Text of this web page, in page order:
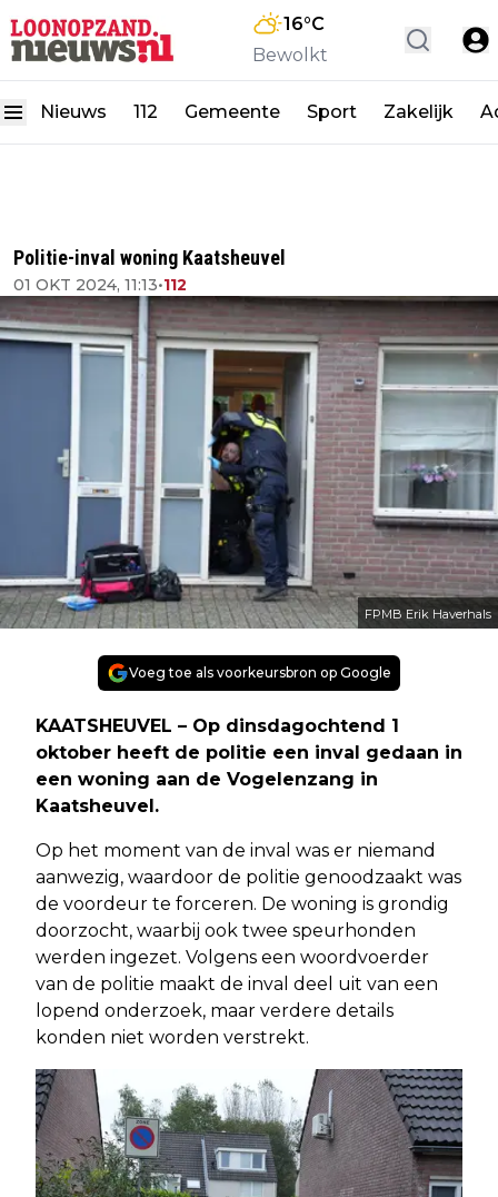
16°C
Bewolkt
Nieuws 112 Gemeente Sport Zakelijk
Politie-inval woning Kaatsheuvel
01 OKT 2024, 11:13•112
FPMB Erik Haverhals
Voeg toe als voorkeursbron op Google
KAATSHEUVEL – Op dinsdagochtend 1
oktober heeft de politie een inval gedaan in
een woning aan de Vogelenzang in
Kaatsheuvel.
Op het moment van de inval was er niemand
aanwezig, waardoor de politie genoodzaakt was
de voordeur te forceren. De woning is grondig
doorzocht, waarbij ook twee speurhonden
werden ingezet. Volgens een woordvoerder
van de politie maakt de inval deel uit van een
lopend onderzoek, maar verdere details
konden niet worden verstrekt.